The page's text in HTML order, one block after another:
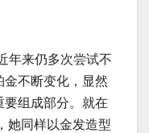
年来仍多次尝试不
金不断变化，显然
组成部分。就在
她同样以金发造型